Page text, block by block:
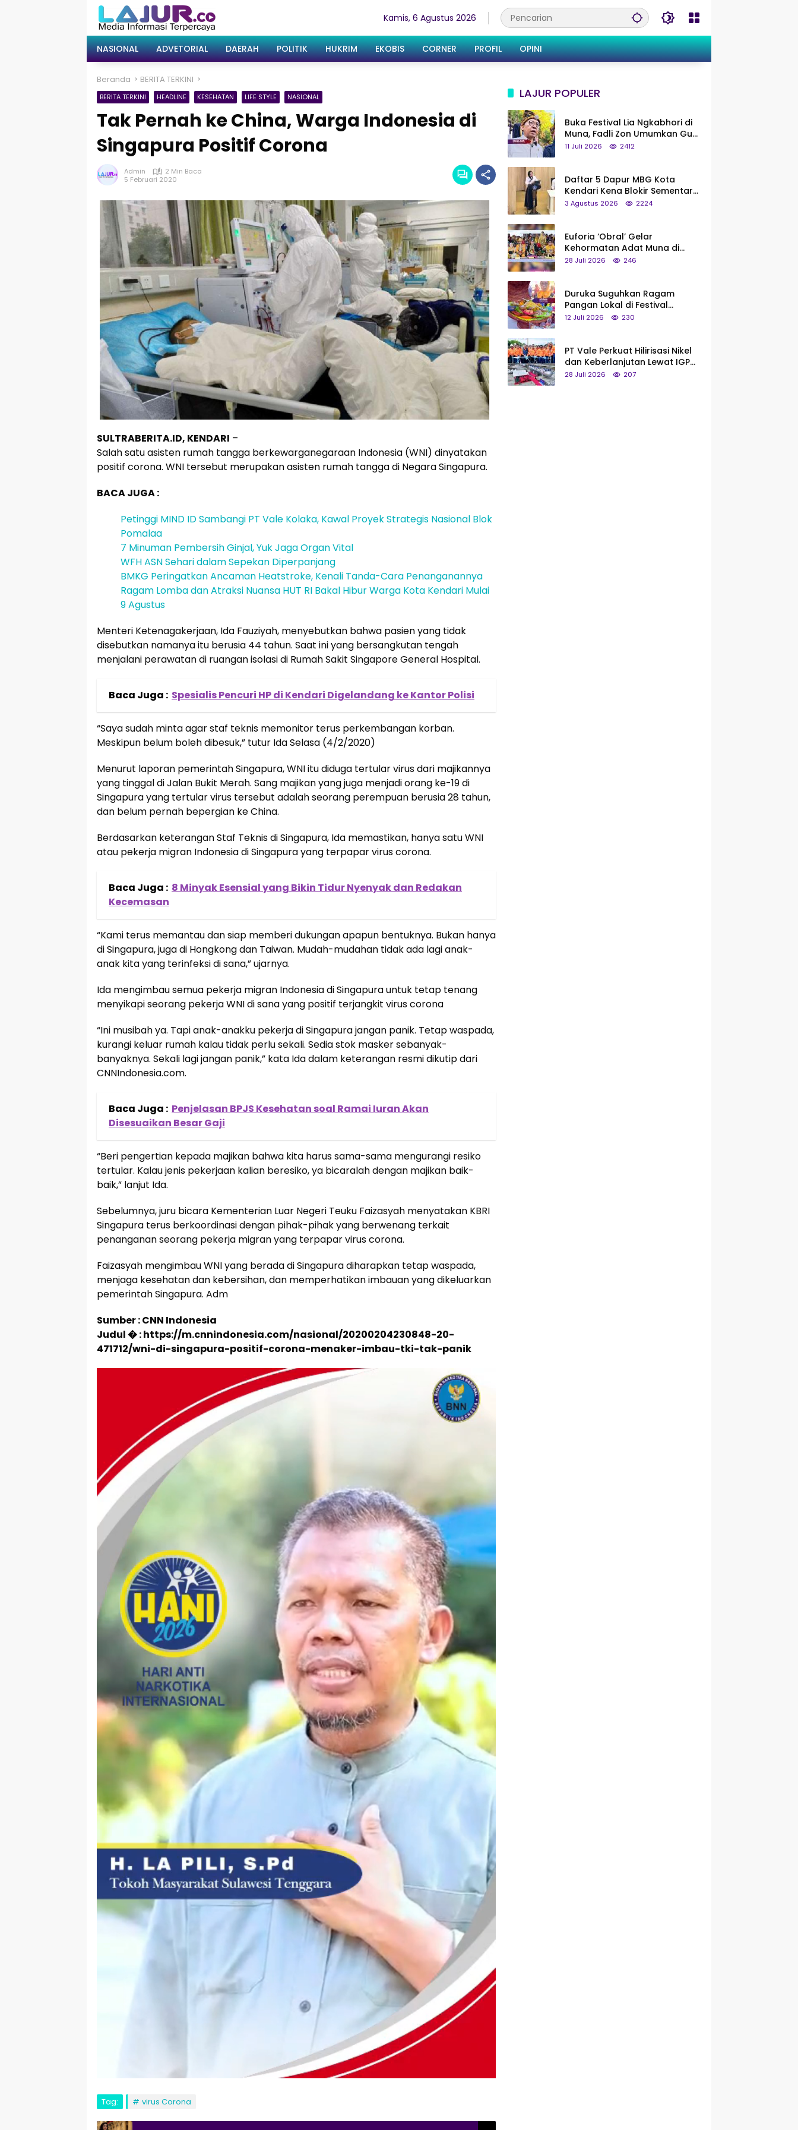
Kamis, 6 Agustus 2026
NASIONAL ADVETORIAL DAERAH POLITIK HUKRIM EKOBIS CORNER PROFIL OPINI
Beranda BERITA TERKINI
BERITA TERKINI HEADLINE KESEHATAN LIFE STYLE NASIONAL
Tak Pernah ke China, Warga Indonesia di
Singapura Positif Corona
Admin
2 Min Baca
5 Februari 2020
SULTRABERITA.ID, KENDARI –
Salah satu asisten rumah tangga berkewarganegaraan Indonesia (WNI) dinyatakan
positif corona. WNI tersebut merupakan asisten rumah tangga di Negara Singapura.
BACA JUGA :
Petinggi MIND ID Sambangi PT Vale Kolaka, Kawal Proyek Strategis Nasional Blok
Pomalaa
7 Minuman Pembersih Ginjal, Yuk Jaga Organ Vital
WFH ASN Sehari dalam Sepekan Diperpanjang
BMKG Peringatkan Ancaman Heatstroke, Kenali Tanda-Cara Penanganannya
Ragam Lomba dan Atraksi Nuansa HUT RI Bakal Hibur Warga Kota Kendari Mulai
9 Agustus
Menteri Ketenagakerjaan, Ida Fauziyah, menyebutkan bahwa pasien yang tidak
disebutkan namanya itu berusia 44 tahun. Saat ini yang bersangkutan tengah
menjalani perawatan di ruangan isolasi di Rumah Sakit Singapore General Hospital.
Baca Juga : Spesialis Pencuri HP di Kendari Digelandang ke Kantor Polisi
“Saya sudah minta agar staf teknis memonitor terus perkembangan korban.
Meskipun belum boleh dibesuk,” tutur Ida Selasa (4/2/2020)
Menurut laporan pemerintah Singapura, WNI itu diduga tertular virus dari majikannya
yang tinggal di Jalan Bukit Merah. Sang majikan yang juga menjadi orang ke-19 di
Singapura yang tertular virus tersebut adalah seorang perempuan berusia 28 tahun,
dan belum pernah bepergian ke China.
Berdasarkan keterangan Staf Teknis di Singapura, Ida memastikan, hanya satu WNI
atau pekerja migran Indonesia di Singapura yang terpapar virus corona.
Baca Juga : 8 Minyak Esensial yang Bikin Tidur Nyenyak dan Redakan
Kecemasan
“Kami terus memantau dan siap memberi dukungan apapun bentuknya. Bukan hanya
di Singapura, juga di Hongkong dan Taiwan. Mudah-mudahan tidak ada lagi anak-
anak kita yang terinfeksi di sana,” ujarnya.
Ida mengimbau semua pekerja migran Indonesia di Singapura untuk tetap tenang
menyikapi seorang pekerja WNI di sana yang positif terjangkit virus corona
“Ini musibah ya. Tapi anak-anakku pekerja di Singapura jangan panik. Tetap waspada,
kurangi keluar rumah kalau tidak perlu sekali. Sedia stok masker sebanyak-
banyaknya. Sekali lagi jangan panik,” kata Ida dalam keterangan resmi dikutip dari
CNNIndonesia.com.
Baca Juga : Penjelasan BPJS Kesehatan soal Ramai Iuran Akan
Disesuaikan Besar Gaji
“Beri pengertian kepada majikan bahwa kita harus sama-sama mengurangi resiko
tertular. Kalau jenis pekerjaan kalian beresiko, ya bicaralah dengan majikan baik-
baik,” lanjut Ida.
Sebelumnya, juru bicara Kementerian Luar Negeri Teuku Faizasyah menyatakan KBRI
Singapura terus berkoordinasi dengan pihak-pihak yang berwenang terkait
penanganan seorang pekerja migran yang terpapar virus corona.
Faizasyah mengimbau WNI yang berada di Singapura diharapkan tetap waspada,
menjaga kesehatan dan kebersihan, dan memperhatikan imbauan yang dikeluarkan
pemerintah Singapura. Adm
Sumber : CNN Indonesia
Judul � : https://m.cnnindonesia.com/nasional/20200204230848-20-
471712/wni-di-singapura-positif-corona-menaker-imbau-tki-tak-panik
Tag: virus Corona
LAJUR POPULER
Buka Festival Lia Ngkabhori di
Muna, Fadli Zon Umumkan Gua
Metanduno Segera Naik Status
11 Juli 2026 2412
Daftar 5 Dapur MBG Kota
Kendari Kena Blokir Sementara
dari Pusat
3 Agustus 2026 2224
Euforia ‘Obral’ Gelar
Kehormatan Adat Muna di
Silaturahmi KKMM, Ridwan Bae:
28 Juli 2026 246
Duruka Suguhkan Ragam
Pangan Lokal di Festival
Liangkobhori, Dari Umbi Rebus
12 Juli 2026 230
PT Vale Perkuat Hilirisasi Nikel
dan Keberlanjutan Lewat IGP
Morowali
28 Juli 2026 207